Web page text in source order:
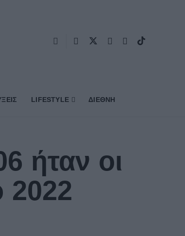
LIFESTYLE ΔΙΕΘΝΗ
ήταν οι
2022